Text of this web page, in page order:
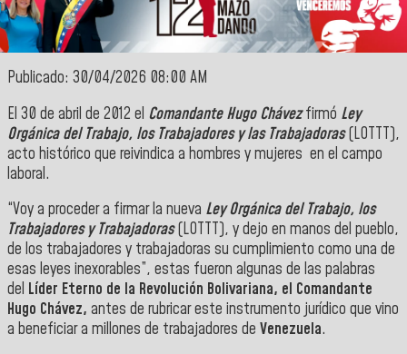
Publicado: 30/04/2026 08:00 AM
El 30 de abril de 2012 el Comandante Hugo Chávezfirmó Ley
Orgánica del Trabajo, los Trabajadores y las Trabajadoras (LOTTT),
acto histórico que reivindica a hombres y mujeres en el campo
laboral.
“Voy a proceder a firmar la nueva Ley Orgánica del Trabajo, los
Trabajadores y Trabajadoras(LOTTT), y dejo en manos del pueblo,
de los trabajadores y trabajadoras su cumplimiento como una de
esas leyes inexorables”, estas fueron algunas de las palabras
del Líder Eterno de la Revolución Bolivariana, el Comandante
Hugo Chávez, antes de rubricar este instrumento jurídico que vino
a beneficiar a millones de trabajadores de Venezuela.